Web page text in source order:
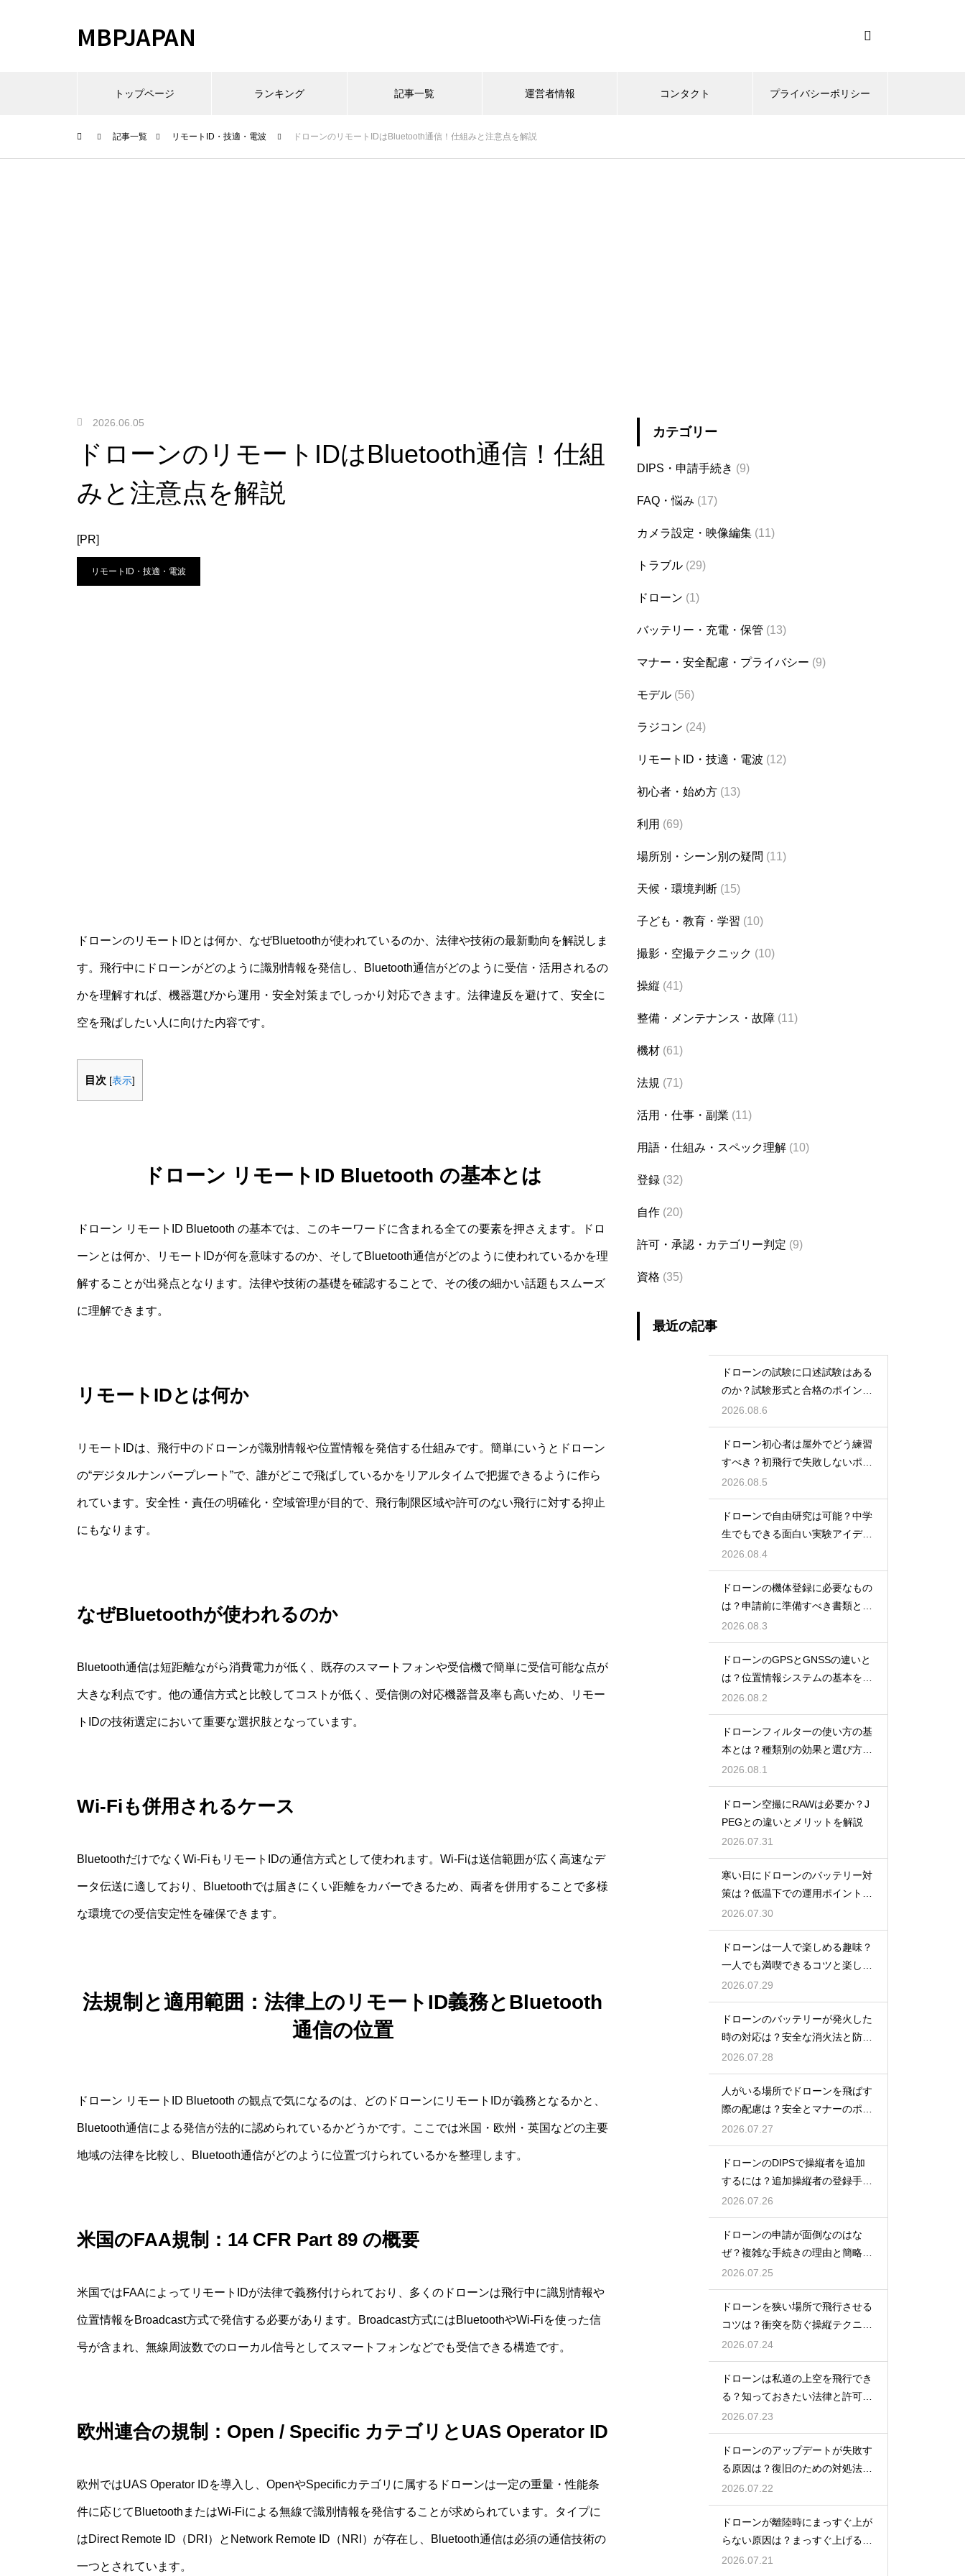
MBPJAPAN
トップページ ランキング 記事一覧 運営者情報 コンタクト プライバシーポリシー
記事一覧 リモートID・技適・電波 ドローンのリモートIDはBluetooth通信！仕組みと注意点を解説
2026.06.05
ドローンのリモートIDはBluetooth通信！仕組
みと注意点を解説
[PR]
リモートID・技適・電波
ドローンのリモートIDとは何か、なぜBluetoothが使われているのか、法律や技術の最新動向を解説しま
す。飛行中にドローンがどのように識別情報を発信し、Bluetooth通信がどのように受信・活用されるの
かを理解すれば、機器選びから運用・安全対策までしっかり対応できます。法律違反を避けて、安全に
空を飛ばしたい人に向けた内容です。
目次 [表示]
ドローン リモートID Bluetooth の基本とは
ドローン リモートID Bluetooth の基本では、このキーワードに含まれる全ての要素を押さえます。ドロ
ーンとは何か、リモートIDが何を意味するのか、そしてBluetooth通信がどのように使われているかを理
解することが出発点となります。法律や技術の基礎を確認することで、その後の細かい話題もスムーズ
に理解できます。
リモートIDとは何か
リモートIDは、飛行中のドローンが識別情報や位置情報を発信する仕組みです。簡単にいうとドローン
の“デジタルナンバープレート”で、誰がどこで飛ばしているかをリアルタイムで把握できるように作ら
れています。安全性・責任の明確化・空域管理が目的で、飛行制限区域や許可のない飛行に対する抑止
にもなります。
なぜBluetoothが使われるのか
Bluetooth通信は短距離ながら消費電力が低く、既存のスマートフォンや受信機で簡単に受信可能な点が
大きな利点です。他の通信方式と比較してコストが低く、受信側の対応機器普及率も高いため、リモー
トIDの技術選定において重要な選択肢となっています。
Wi-Fiも併用されるケース
BluetoothだけでなくWi-FiもリモートIDの通信方式として使われます。Wi-Fiは送信範囲が広く高速なデ
ータ伝送に適しており、Bluetoothでは届きにくい距離をカバーできるため、両者を併用することで多様
な環境での受信安定性を確保できます。
法規制と適用範囲：法律上のリモートID義務とBluetooth
通信の位置
ドローン リモートID Bluetooth の観点で気になるのは、どのドローンにリモートIDが義務となるかと、
Bluetooth通信による発信が法的に認められているかどうかです。ここでは米国・欧州・英国などの主要
地域の法律を比較し、Bluetooth通信がどのように位置づけられているかを整理します。
米国のFAA規制：14 CFR Part 89 の概要
米国ではFAAによってリモートIDが法律で義務付けられており、多くのドローンは飛行中に識別情報や
位置情報をBroadcast方式で発信する必要があります。Broadcast方式にはBluetoothやWi-Fiを使った信
号が含まれ、無線周波数でのローカル信号としてスマートフォンなどでも受信できる構造です。
欧州連合の規制：Open / Specific カテゴリとUAS Operator ID
欧州ではUAS Operator IDを導入し、OpenやSpecificカテゴリに属するドローンは一定の重量・性能条
件に応じてBluetoothまたはWi-Fiによる無線で識別情報を発信することが求められています。タイプに
はDirect Remote ID（DRI）とNetwork Remote ID（NRI）が存在し、Bluetooth通信は必須の通信技術の
一つとされています。
カテゴリー
DIPS・申請手続き (9)
FAQ・悩み (17)
カメラ設定・映像編集 (11)
トラブル (29)
ドローン (1)
バッテリー・充電・保管 (13)
マナー・安全配慮・プライバシー (9)
モデル (56)
ラジコン (24)
リモートID・技適・電波 (12)
初心者・始め方 (13)
利用 (69)
場所別・シーン別の疑問 (11)
天候・環境判断 (15)
子ども・教育・学習 (10)
撮影・空撮テクニック (10)
操縦 (41)
整備・メンテナンス・故障 (11)
機材 (61)
法規 (71)
活用・仕事・副業 (11)
用語・仕組み・スペック理解 (10)
登録 (32)
自作 (20)
許可・承認・カテゴリー判定 (9)
資格 (35)
最近の記事
ドローンの試験に口述試験はある
のか？試験形式と合格のポイント
を解説
2026.08.6
ドローン初心者は屋外でどう練習
すべき？初飛行で失敗しないポイ
ント
2026.08.5
ドローンで自由研究は可能？中学
生でもできる面白い実験アイデア
を紹介
2026.08.4
ドローンの機体登録に必要なもの
は？申請前に準備すべき書類と情
報
2026.08.3
ドローンのGPSとGNSSの違いと
は？位置情報システムの基本を解
説
2026.08.2
ドローンフィルターの使い方の基
本とは？種類別の効果と選び方を
解説
2026.08.1
ドローン空撮にRAWは必要か？J
PEGとの違いとメリットを解説
2026.07.31
寒い日にドローンのバッテリー対
策は？低温下での運用ポイントと
注意点
2026.07.30
ドローンは一人で楽しめる趣味？
一人でも満喫できるコツと楽しみ
方
2026.07.29
ドローンのバッテリーが発火した
時の対応は？安全な消火法と防止
策を解説
2026.07.28
人がいる場所でドローンを飛ばす
際の配慮は？安全とマナーのポイ
ント
2026.07.27
ドローンのDIPSで操縦者を追加
するには？追加操縦者の登録手順
を解説
2026.07.26
ドローンの申請が面倒なのはな
ぜ？複雑な手続きの理由と簡略化
の動向
2026.07.25
ドローンを狭い場所で飛行させる
コツは？衝突を防ぐ操縦テクニッ
クを解説
2026.07.24
ドローンは私道の上空を飛行でき
る？知っておきたい法律と許可の
ルール
2026.07.23
ドローンのアップデートが失敗す
る原因は？復旧のための対処法を
解説
2026.07.22
ドローンが離陸時にまっすぐ上が
らない原因は？まっすぐ上げるた
めのコツを解説
2026.07.21